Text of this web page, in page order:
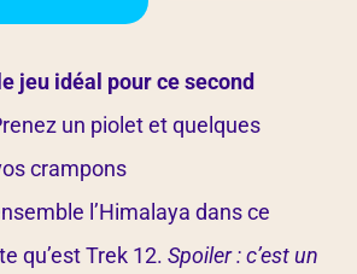
jeu idéal pour ce second
un piolet et quelques
crampons
l’Himalaya dans ce
qu’est Trek 12. Spoiler : c’est un